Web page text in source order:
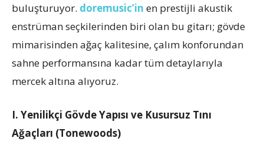
buluşturuyor. doremusic’in en prestijli akustik
enstrüman seçkilerinden biri olan bu gitarı; gövde
mimarisinden ağaç kalitesine, çalım konforundan
sahne performansına kadar tüm detaylarıyla
mercek altına alıyoruz.
I. Yenilikçi Gövde Yapısı ve Kusursuz Tını
Ağaçları (Tonewoods)